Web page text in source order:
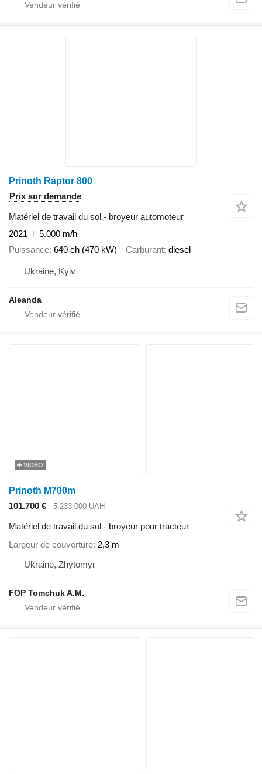
Prinoth Raptor 800
Prix sur demande
Matériel de travail du sol - broyeur automoteur
2021
5.000 m/h
Puissance 640 ch (470 kW) Carburant diesel
Ukraine, Kyiv
Aleanda
VIDÉO
Prinoth M700m
101.700 €
5.233.000 UAH
Matériel de travail du sol - broyeur pour tracteur
Largeur de couverture 2,3 m
Ukraine, Zhytomyr
FOP Tomchuk A.M.